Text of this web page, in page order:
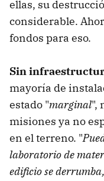
ellas, su
considerable.
fondos para eso.
Sin
mayoría de
estado "marginal",
misiones ya no
en el terreno. "
laboratorio de
edificio se